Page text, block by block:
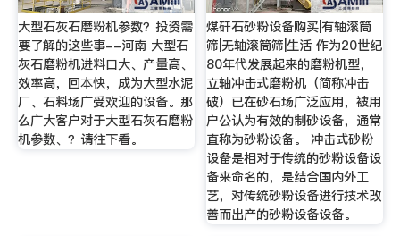
大型石灰石磨粉机参数？投资需
要了解的这些事--河南 大型石
灰石磨粉机进料口大、产量高、
效率高，回本快，成为大型水泥
厂、石料场广受欢迎的设备。那
么广大客户对于大型石灰石磨粉
机参数、？请往下看。
煤矸石砂粉设备购买|有轴滚筒
筛|无轴滚筒筛|生活 作为20世纪
80年代发展起来的磨粉机型，
立轴冲击式磨粉机（简称冲击
破）已在砂石场广泛应用，被用
户公认为有效的制砂设备，通常
直称为砂粉设备。 冲击式砂粉
设备是相对于传统的砂粉设备设
备来命名的，是结合国内外工
艺，对传统砂粉设备进行技术改
善而出产的砂粉设备设备。